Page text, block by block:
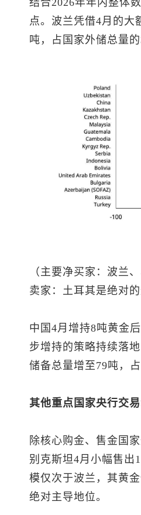
结合2026年年内整体
点。波兰凭借4月的大
吨，占国家外储总量
（主要净买家：波兰
卖家：土耳其是绝对
中国4月增持8吨黄金
步增持的策略持续落
储备总量增至79吨，
其他重点国家央行交
除核心购金、售金国
别克斯坦4月小幅售出
模仅次于波兰，其黄
绝对主导地位。